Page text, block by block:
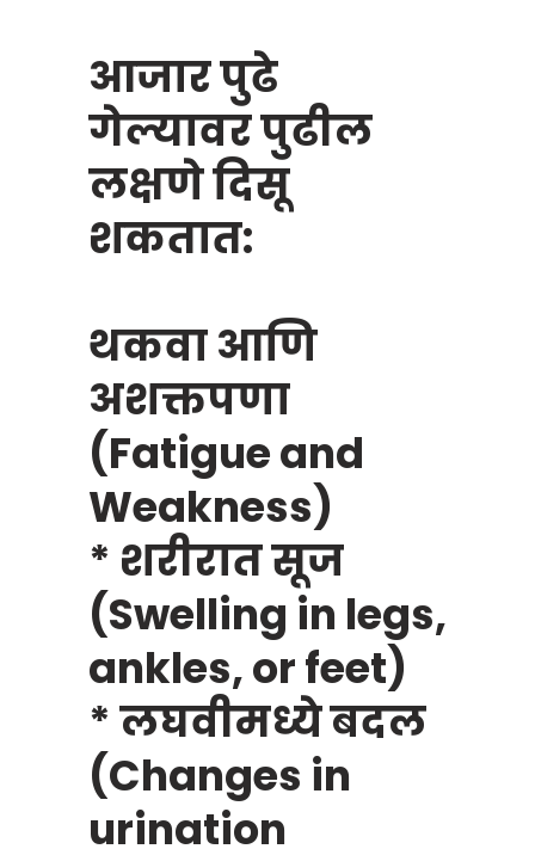
आजार पुढे
गेल्यावर पुढील
लक्षणे दिसू
शकतात:
थकवा आणि
अशक्तपणा
(Fatigue and
Weakness)
* शरीरात सूज
(Swelling in legs,
ankles, or feet)
* लघवीमध्ये बदल
(Changes in
urination